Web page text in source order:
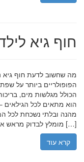
חוף גיא
מה שחשוב לדעת חוף גיא
הפופולריים ביותר על שפת
הכולל מגלשות מים,
הוא מתאים לכל הגילאים
מהנה ובלתי נשכחת לכל
מומלץ לבדוק מראש את […]
קרא עוד